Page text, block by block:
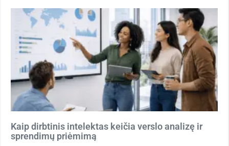
Kaip dirbtinis intelektas keičia verslo analizę ir
sprendimų priėmimą